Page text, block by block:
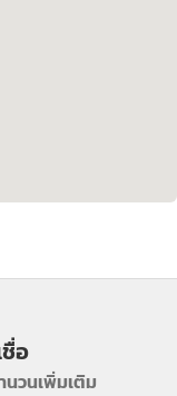
อ
นวนเพิ่มเติม